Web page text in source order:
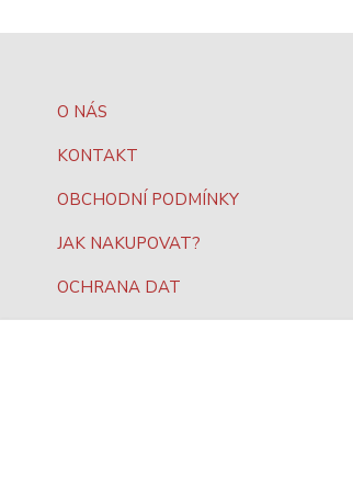
O NÁS
KONTAKT
OBCHODNÍ PODMÍNKY
JAK NAKUPOVAT?
OCHRANA DAT